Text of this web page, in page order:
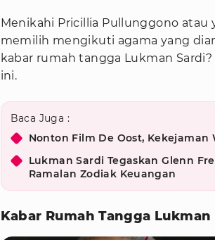
Menikahi Pricillia Pullunggono atau
memilih mengikuti agama yang
kabar rumah tangga Lukman
ini.
Baca Juga :
Nonton Film De Oost,
Lukman Sardi Tegaskan Glenn
Ramalan Zodiak Keuangan
Kabar Rumah Tangga Lukman